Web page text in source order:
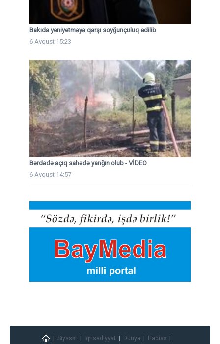
Bakıda yeniyetməyə qarşı soyğunçuluq edilib
6 Avqust 15:23
Bərdədə açıq sahədə yanğın olub - VİDEO
6 Avqust 14:57
Siyasət İqtisadiyyat Dünya Hadisə